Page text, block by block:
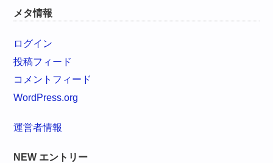
メタ情報
ログイン
投稿フィード
コメントフィード
WordPress.org
運営者情報
NEW エントリー